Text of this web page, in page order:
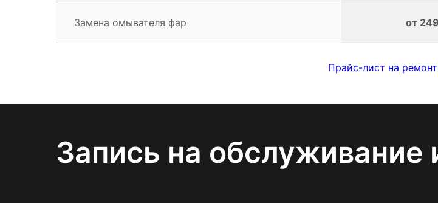
Замена омывателя фар от
Прайс-лист на
Запись на обслуживание